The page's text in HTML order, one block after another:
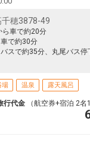
穂3878-49
ら車で約20分
車で約30分
バスで約35分、丸尾バス
場 温泉 露天風呂
行代金 （航空券+宿泊 2